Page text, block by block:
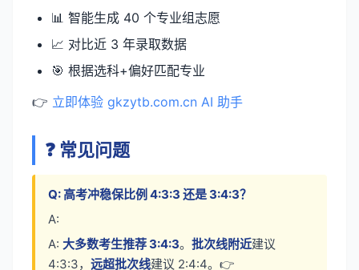
📊 智能生成 40 个专业组志愿
📈 对比近 3 年录取数据
🎯 根据选科+偏好匹配专业
👉 立即体验 gkzytb.com.cn AI 助手
❓ 常见问题
Q: 高考冲稳保比例 4:3:3 还是 3:4:3？
A:
A: 大多数考生推荐 3:4:3。 批次线附近建议
4:3:3， 远超批次线建议 2:4:4。👉